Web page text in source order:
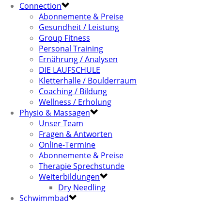
Connection
Abonnemente & Preise
Gesundheit / Leistung
Group Fitness
Personal Training
Ernährung / Analysen
DIE LAUFSCHULE
Kletterhalle / Boulderraum
Coaching / Bildung
Wellness / Erholung
Physio & Massagen
Unser Team
Fragen & Antworten
Online-Termine
Abonnemente & Preise
Therapie Sprechstunde
Weiterbildungen
Dry Needling
Schwimmbad